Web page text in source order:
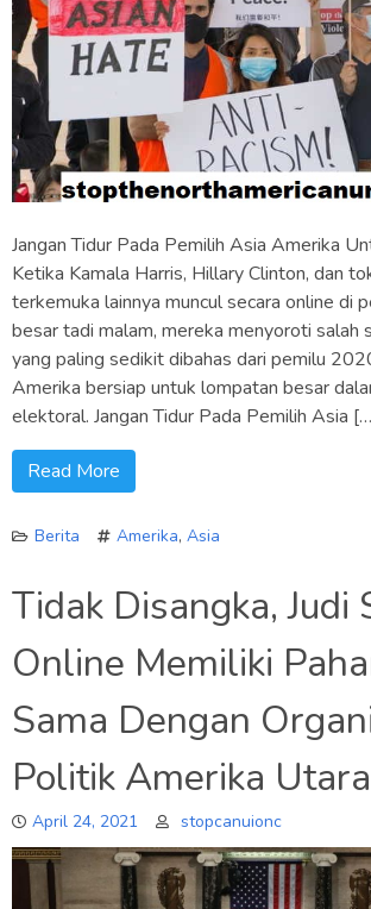
Jangan Tidur Pada Pemilih Asia Amerika
Ketika Kamala Harris, Hillary Clinton, dan
terkemuka lainnya muncul secara online di
besar tadi malam, mereka menyoroti salah
yang paling sedikit dibahas dari pemilu
Amerika bersiap untuk lompatan besar
elektoral. Jangan Tidur Pada Pemilih Asia
Read More
Berita Amerika, Asia
Tidak Disangka, Judi
Online Memiliki
Sama Dengan
Politik Amerika Utara
April 24, 2021 stopcanuionc